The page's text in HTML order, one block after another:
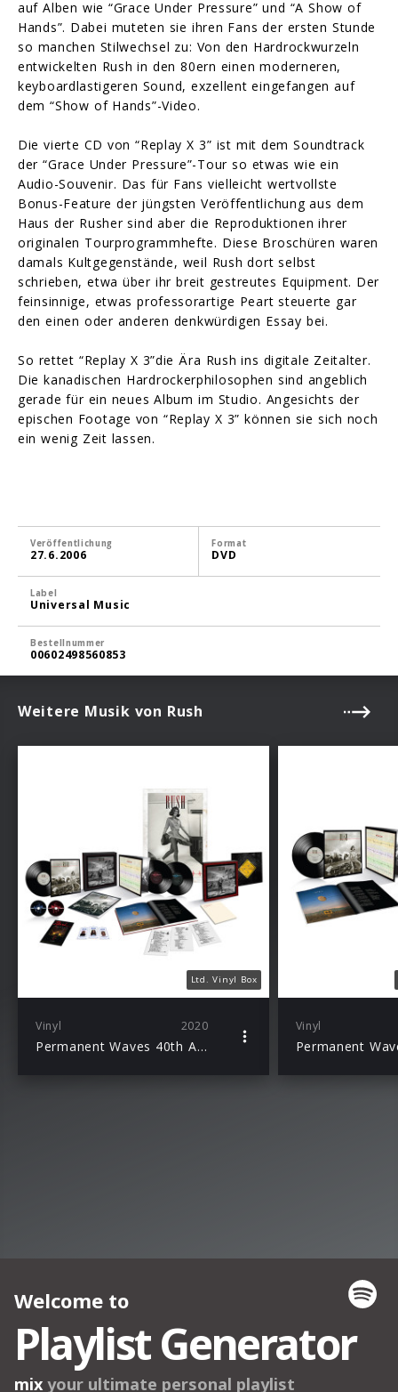
auf Alben wie “Grace Under Pressure” und “A Show of
Hands”. Dabei muteten sie ihren Fans der ersten Stunde
so manchen Stilwechsel zu: Von den Hardrockwurzeln
entwickelten Rush in den 80ern einen moderneren,
keyboardlastigeren Sound, exzellent eingefangen auf
dem “Show of Hands”-Video.
Die vierte CD von “Replay X 3” ist mit dem Soundtrack
der “Grace Under Pressure”-Tour so etwas wie ein
Audio-Souvenir. Das für Fans vielleicht wertvollste
Bonus-Feature der jüngsten Veröffentlichung aus dem
Haus der Rusher sind aber die Reproduktionen ihrer
originalen Tourprogrammhefte. Diese Broschüren waren
damals Kultgegenstände, weil Rush dort selbst
schrieben, etwa über ihr breit gestreutes Equipment. Der
feinsinnige, etwas professorartige Peart steuerte gar
den einen oder anderen denkwürdigen Essay bei.
So rettet “Replay X 3”die Ära Rush ins digitale Zeitalter.
Die kanadischen Hardrockerphilosophen sind angeblich
gerade für ein neues Album im Studio. Angesichts der
epischen Footage von “Replay X 3” können sie sich noch
ein wenig Zeit lassen.
Veröffentlichung
27.6.2006
Format
DVD
Label
Universal Music
Bestellnummer
00602498560853
Weitere Musik von Rush
Ltd. Vinyl Box
Vinyl 2020
Permanent Waves 40th Anniversary Edition
Vinyl